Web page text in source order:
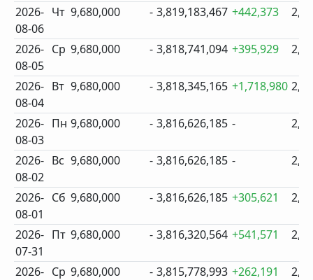
2026-
08-06
Чт 9,680,000 - 3,819,183,467 +442,373
2026-
08-05
Ср 9,680,000 - 3,818,741,094 +395,929
2026-
08-04
Вт 9,680,000 - 3,818,345,165 +1,718,980
2026-
08-03
Пн 9,680,000 - 3,816,626,185 -
2026-
08-02
Вс 9,680,000 - 3,816,626,185 -
2026-
08-01
Сб 9,680,000 - 3,816,626,185 +305,621
2026-
07-31
Пт 9,680,000 - 3,816,320,564 +541,571
2026- Ср 9,680,000 - 3,815,778,993 +262,191